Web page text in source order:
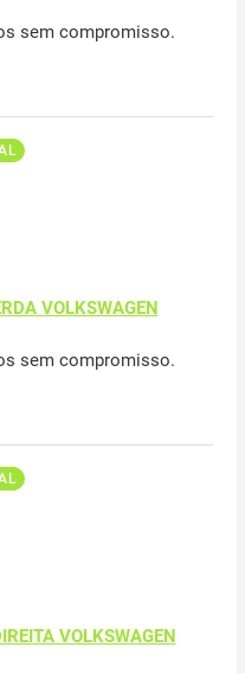
sem compromisso.
VOLKSWAGEN
sem compromisso.
VOLKSWAGEN